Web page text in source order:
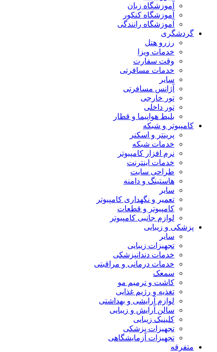
آموزشگاه زبان
آموزشگاه کنکور
آموزشگاه رانندگی
گردشگری
رزرو هتل
خدمات ویزا
وقت سفارت
خدمات مسافرتی
سایر
آژانس مسافرتی
تور خارجی
تور داخلی
بلیط هواپیما و قطار
کامپیوتر و شبکه
پرینتر و اسکنر
خدمات شبکه
نرم افزار کامپیوتر
خدمات اینترنت
طراحی سایت
هاستینگ و دامنه
سایر
تعمیر و نگهداری کامپیوتر
کامپیوتر و قطعات
لوازم جانبی کامپیوتر
پزشکی و زیبایی
سایر
تجهیزات زیبایی
خدمات دندانپزشکی
خدمات درمانی و مراقبتی
سمعک
کاشت و ترمیم مو
تغذیه و رژیم غذایی
لوازم آرایشی و بهداشتی
سالن آرایش و زیبایی
کلینیک زیبایی
تجهیزات پزشکی
تجهیزات آزمایشگاهی
متفرقه